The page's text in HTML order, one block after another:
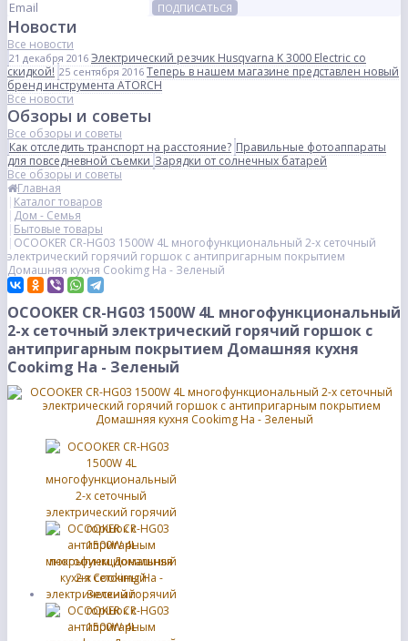
ПОДПИСАТЬСЯ
Новости
Все новости
21 декабря 2016 Электрический резчик Husqvarna K 3000 Electric со
скидкой! 25 сентября 2016 Теперь в нашем магазине представлен новый
бренд инструмента ATORCH
Все новости
Обзоры и советы
Все обзоры и советы
Как отследить транспорт на расстояние? Правильные фотоаппараты
для повседневной съемкиЗарядки от солнечных батарей
Все обзоры и советы
Главная
Каталог товаров
Дом - Семья
Бытовые товары
OCOOKER CR-HG03 1500W 4L многофункциональный 2-х сеточный
электрический горячий горшок с антипригарным покрытием
Домашняя кухня Cookimg На - Зеленый
OCOOKER CR-HG03 1500W 4L многофункциональный
2-х сеточный электрический горячий горшок с
антипригарным покрытием Домашняя кухня
Cookimg На - Зеленый